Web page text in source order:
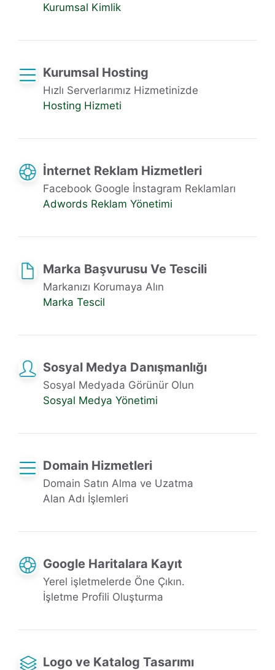
Kurumsal Kimlik
Kurumsal Hosting
Hızlı Serverlarımız Hizmetinizde
Hosting Hizmeti
İnternet Reklam Hizmetleri
Facebook Google İnstagram Reklamları
Adwords Reklam Yönetimi
Marka Başvurusu Ve Tescili
Markanızı Korumaya Alın
Marka Tescil
Sosyal Medya Danışmanlığı
Sosyal Medyada Görünür Olun
Sosyal Medya Yönetimi
Domain Hizmetleri
Domain Satın Alma ve Uzatma
Alan Adı İşlemleri
Google Haritalara Kayıt
Yerel işletmelerde Öne Çıkın.
İşletme Profili Oluşturma
Logo ve Katalog Tasarımı